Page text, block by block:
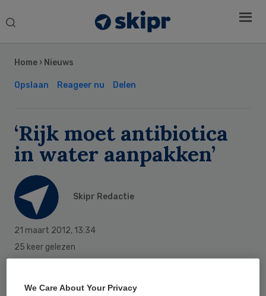
Search
Home › Nieuws
Opslaan Reageer nu Delen
‘Rijk moet antibiotica
in water aanpakken’
Skipr Redactie
21 maart 2012, 13:34
25 keer gelezen
De Waterschappen willen dat de overheid
Sidebar
We Care About Your Privacy